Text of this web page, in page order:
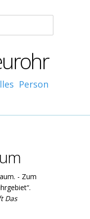
Person
- Zum
Das